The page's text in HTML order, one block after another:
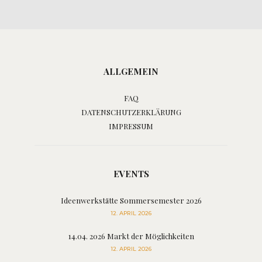
ALLGEMEIN
FAQ
DATENSCHUTZERKLÄRUNG
IMPRESSUM
EVENTS
Ideenwerkstätte Sommersemester 2026
12. APRIL 2026
14.04. 2026 Markt der Möglichkeiten
12. APRIL 2026